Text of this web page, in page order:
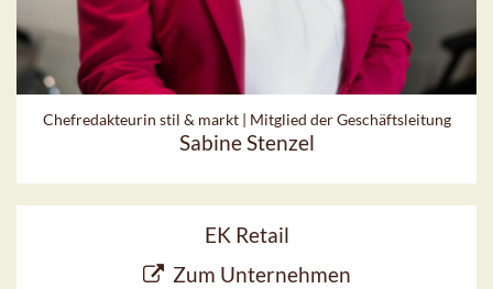
Chefredakteurin stil & markt | Mitglied der Geschäftsleitung
Sabine Stenzel
EK Retail
Zum Unternehmen